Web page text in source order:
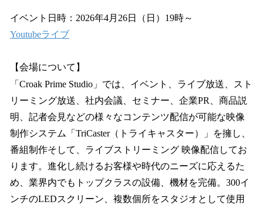
イベント日時：2026年4月26日（日）19時～
Youtubeライブ
【会場について】
「Croak Prime Studio」では、イベント、ライブ放送、スト
リーミング放送、社内会議、セミナー、企業PR、商品説
明、記者会見などの様々なコンテンツ配信が可能な映像
制作システム「TriCaster（トライキャスター）」を擁し、
番組制作そして、ライブストリーミング 映像配信してお
ります。進化し続けるお客様や時代のニーズに応えるた
め、業界内でもトップクラスの設備、機材を完備。300イ
ンチのLEDスクリーン、複数個所をスタジオとして使用